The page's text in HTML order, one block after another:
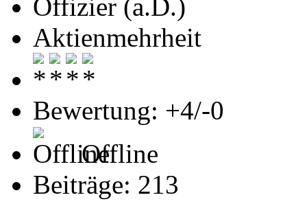
Offizier (a.D.)
Aktienmehrheit
Bewertung: +4/-0
Offline
Beiträge: 213